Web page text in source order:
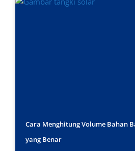
Cara Menghitung Volume Bahan
yang Benar